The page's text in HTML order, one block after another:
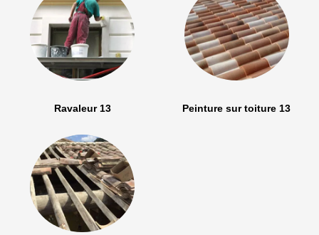
Ravaleur 13 Peinture sur toiture 13